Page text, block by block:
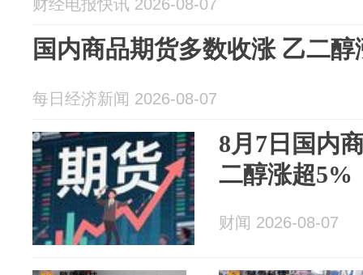
财经电报快讯 2026-08-07
国内商品期货多数收涨 乙二
每日经济新闻 2026-08-07
8月7日国内
二醇涨超5%
财闻 2026-08-07